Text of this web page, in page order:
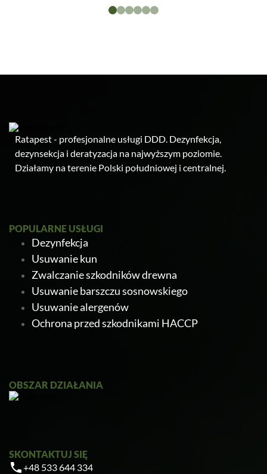
Ratapest - profesjonalne usługi DDD. Dezynfekcja,
dezynsekcja i deratyzacja na najwyższym poziomie.
Działamy na terenie Polski południowej i centralnej.
OBSZAR DZIAŁANIA
POPULARNE USŁUGI
Dezynfekcja
Usuwanie kun
Zwalczanie szkodników drewna
Usuwanie barszczu sosnowskiego
Usuwanie alergenów
Ochrona przed szkodnikami HACCP
SKONTAKTUJ SIĘ
+48 533 644 334